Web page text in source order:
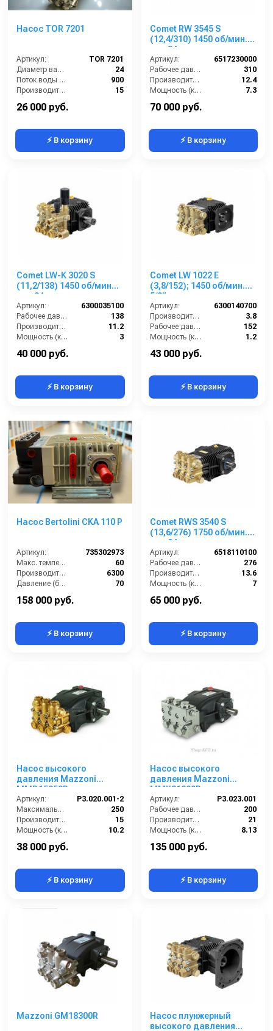
Насос TOR 7201
Артикул:
TOR 7201
Диаметр вала (мм):
24
Поток воды (л/час):
900
Производительность (л/мин):
15
Давление (бар):
26 000 руб.
⚡ В корзину
Comet RW 3545 S
(12,4/310) 1450 об/мин.
вал 24мм
Артикул:
6517230000
Рабочее давление (бар):
310
Производительность (л/мин):
12.4
Мощность (кВт):
7.3
Обороты двигателя (об/мин):
70 000 руб.
⚡ В корзину
Comet LW-K 3020 S
(11,2/138) 1450 об/мин
вал 24 мм
Артикул:
6300035100
Рабочее давление (бар):
138
Производительность (л/мин):
11.2
Мощность (кВт):
3
Обороты двигателя (об/мин):
40 000 руб.
⚡ В корзину
Comet LW 1022 E
(3,8/152); 1450 об/мин.
5/8” п.в.
Артикул:
6300140700
Производительность (л/мин):
3.8
Рабочее давление (бар):
152
Мощность (кВт):
1.2
Обороты двигателя (об/мин):
43 000 руб.
⚡ В корзину
Насос Bertolini CKA 110 P
Артикул:
735302973
Макс. температура воды (°C):
60
Производительность (л/ч):
6300
Давление (бар):
70
158 000 руб.
⚡ В корзину
Comet RWS 3540 S
(13,6/276) 1750 об/мин.
вал 24мм
Артикул:
6518110100
Рабочее давление (бар):
276
Производительность (л/мин):
13.6
Мощность (кВт):
7
Обороты двигателя (об/мин):
65 000 руб.
⚡ В корзину
Насос высокого
давления Mazzoni
MMD15250R
Артикул:
P3.020.001-2
Максимальное давление (бар):
250
Производительность (л/мин):
15
Мощность (кВт):
10.2
Габариты (ДхШхВ):
38 000 руб.
⚡ В корзину
Насос высокого
давления Mazzoni
MMX21200R
Артикул:
P3.023.001
Рабочее давление (бар):
200
Производительность (л/мин):
21
Мощность (кВт):
8.13
135 000 руб.
⚡ В корзину
Mazzoni GM18300R
Насос плунжерный
высокого давления